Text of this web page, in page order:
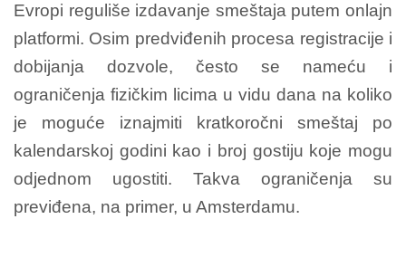
Evropi reguliše izdavanje smeštaja putem onlajn
platformi. Osim predviđenih procesa registracije i
dobijanja dozvole, često se nameću i
ograničenja fizičkim licima u vidu dana na koliko
je moguće iznajmiti kratkoročni smeštaj po
kalendarskoj godini kao i broj gostiju koje mogu
odjednom ugostiti. Takva ograničenja su
previđena, na primer, u Amsterdamu.